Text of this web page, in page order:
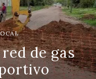
de gas